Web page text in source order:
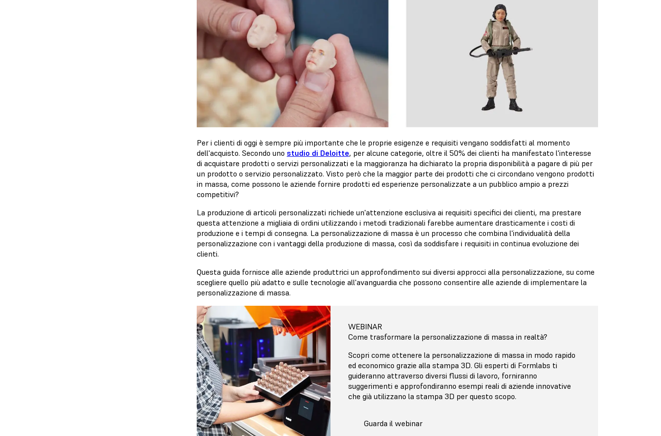
Per i clienti di oggi è sempre più importante che le proprie esigenze e requisiti vengano soddisfatti al momento
dell'acquisto. Secondo uno studio di Deloitte, per alcune categorie, oltre il 50% dei clienti ha manifestato l'interesse
di acquistare prodotti o servizi personalizzati e la maggioranza ha dichiarato la propria disponibilità a pagare di più per
un prodotto o servizio personalizzato. Visto però che la maggior parte dei prodotti che ci circondano vengono prodotti
in massa, come possono le aziende fornire prodotti ed esperienze personalizzate a un pubblico ampio a prezzi
competitivi?
La produzione di articoli personalizzati richiede un'attenzione esclusiva ai requisiti specifici dei clienti, ma prestare
questa attenzione a migliaia di ordini utilizzando i metodi tradizionali farebbe aumentare drasticamente i costi di
produzione e i tempi di consegna. La personalizzazione di massa è un processo che combina l'individualità della
personalizzazione con i vantaggi della produzione di massa, così da soddisfare i requisiti in continua evoluzione dei
clienti.
Questa guida fornisce alle aziende produttrici un approfondimento sui diversi approcci alla personalizzazione, su come
scegliere quello più adatto e sulle tecnologie all'avanguardia che possono consentire alle aziende di implementare la
personalizzazione di massa.
WEBINAR
Come trasformare la personalizzazione di massa in realtà?
Scopri come ottenere la personalizzazione di massa in modo rapido
ed economico grazie alla stampa 3D. Gli esperti di Formlabs ti
guideranno attraverso diversi flussi di lavoro, forniranno
suggerimenti e approfondiranno esempi reali di aziende innovative
che già utilizzano la stampa 3D per questo scopo.
Guarda il webinar